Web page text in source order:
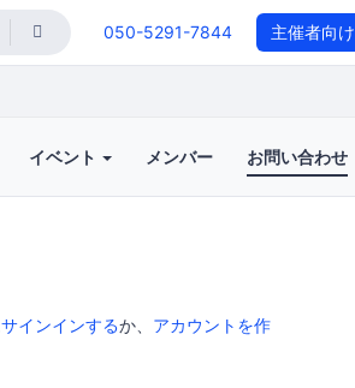
050-5291-7844 主催者向け
イベント メンバー お問い合わせ
サインインするか、 アカウントを作